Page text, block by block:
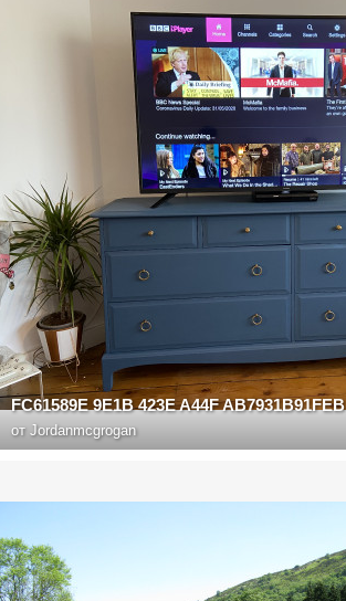
FC61589E 9E1B 423E A44F AB7931B91FEB
от Jordanmcgrogan